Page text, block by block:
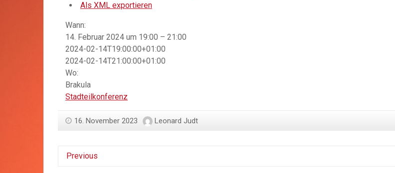
Als XML exportieren
Wann:
14. Februar 2024 um 19:00 – 21:00
2024-02-14T19:00:00+01:00
2024-02-14T21:00:00+01:00
Wo:
Brakula
Stadteilkonferenz
16. November 2023 Leonard Judt
Previous